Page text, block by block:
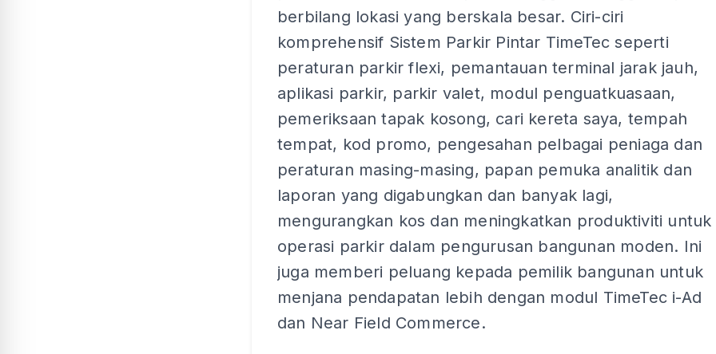
berbilang lokasi yang berskala besar. Ciri-ciri
komprehensif Sistem Parkir Pintar TimeTec seperti
peraturan parkir flexi, pemantauan terminal jarak jauh,
aplikasi parkir, parkir valet, modul penguatkuasaan,
pemeriksaan tapak kosong, cari kereta saya, tempah
tempat, kod promo, pengesahan pelbagai peniaga dan
peraturan masing-masing, papan pemuka analitik dan
laporan yang digabungkan dan banyak lagi,
mengurangkan kos dan meningkatkan produktiviti untuk
operasi parkir dalam pengurusan bangunan moden. Ini
juga memberi peluang kepada pemilik bangunan untuk
menjana pendapatan lebih dengan modul TimeTec i-Ad
dan Near Field Commerce.